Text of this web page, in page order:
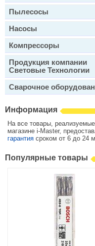
Пылесосы
Насосы
Компрессоры
Продукция компании
Световые Технологии
Сварочное
Информация
На все товары,
магазине i-Master,
гарантия сроком от 6 до 24
Популярные товары